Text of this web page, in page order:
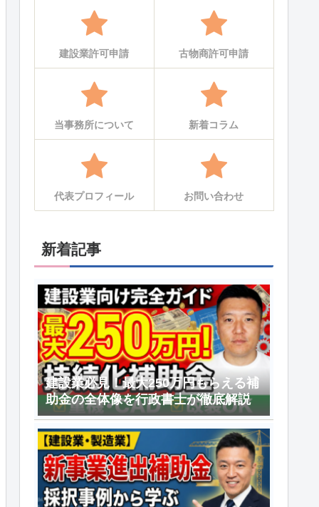
建設業許可申請 古物商許可申請
当事務所について 新着コラム
代表プロフィール お問い合わせ
新着記事
建設業必見！最大250万円もらえる補
助金の全体像を行政書士が徹底解説